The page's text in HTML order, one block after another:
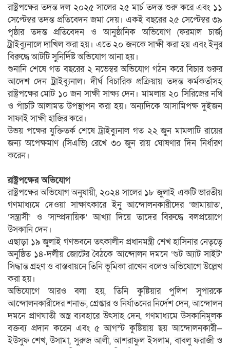
রাষ্ট্রপক্ষের তদন্ত দল ২০২৫ সালের ২৫ মার্চ তদন্ত শুরু করে এবং ১১
সেপ্টেম্বর তদন্ত প্রতিবেদন জমা দেয়। একই বছরের ২৫ সেপ্টেম্বর ৩৯
পৃষ্ঠার তদন্ত প্রতিবেদন ও আনুষ্ঠানিক অভিযোগ (ফরমাল চার্জ)
ট্রাইব্যুনালে দাখিল করা হয়। এতে ২০ জনকে সাক্ষী করা হয় এবং ইনুর
বিরুদ্ধে আটটি সুনির্দিষ্ট অভিযোগ আনা হয়।
শুনানি শেষে গত বছরের ২ নভেম্বর অভিযোগ গঠন করে বিচার শুরুর
আদেশ দেন ট্রাইব্যুনাল। দীর্ঘ বিচারিক প্রক্রিয়ায় তদন্ত কর্মকর্তাসহ
রাষ্ট্রপক্ষের মোট ১০ জন সাক্ষী সাক্ষ্য দেন। মামলায় ২০ সিরিজের নথি
ও পাঁচটি আলামত উপস্থাপন করা হয়। অন্যদিকে আসামিপক্ষ দুইজন
সাফাই সাক্ষী হাজির করে।
উভয় পক্ষের যুক্তিতর্ক শেষে ট্রাইব্যুনাল গত ২২ জুন মামলাটি রায়ের
জন্য অপেক্ষমাণ (সিএভি) রেখে ৩০ জুন রায় ঘোষণার দিন নির্ধারণ
করেন।
রাষ্ট্রপক্ষের অভিযোগ
রাষ্ট্রপক্ষের অভিযোগ অনুযায়ী, ২০২৪ সালের ১৮ জুলাই একটি ভারতীয়
গণমাধ্যমে দেওয়া সাক্ষাৎকারে ইনু আন্দোলনকারীদের ‘জামায়াত’,
‘সন্ত্রাসী’ ও ‘সাম্প্রদায়িক’ আখ্যা দিয়ে তাদের বিরুদ্ধে বলপ্রয়োগে
উসকানি দেন।
এছাড়া ১৯ জুলাই গণভবনে তৎকালীন প্রধানমন্ত্রী শেখ হাসিনার নেতৃত্বে
অনুষ্ঠিত ১৪-দলীয় জোটের বৈঠকে আন্দোলন দমনে ‘শুট অ্যাট সাইট’
সিদ্ধান্ত গ্রহণ ও বাস্তবায়নে তিনি ভূমিকা রাখেন বলেও অভিযোগে উল্লেখ
করা হয়।
অভিযোগে আরও বলা হয়, তিনি কুষ্টিয়ার পুলিশ সুপারকে
আন্দোলনকারীদের শনাক্ত, গ্রেপ্তার ও নির্যাতনের নির্দেশ দেন, আন্দোলন
দমনে প্রাণঘাতী অস্ত্র ব্যবহারে উৎসাহ দেন, গণমাধ্যমে উসকানিমূলক
বক্তব্য প্রদান করেন এবং ৫ আগস্ট কুষ্টিয়ায় ছয় আন্দোলনকারী—
ইউসুফ শেখ, উসামা, সুরুজ আলী, আশরাফুল ইসলাম, বাবলু ফরাজী ও